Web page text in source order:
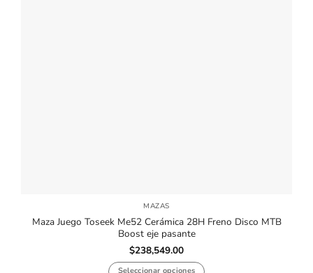
MAZAS
Maza Juego Toseek Me52 Cerámica 28H Freno Disco MTB
Boost eje pasante
$238,549.00
Seleccionar opciones